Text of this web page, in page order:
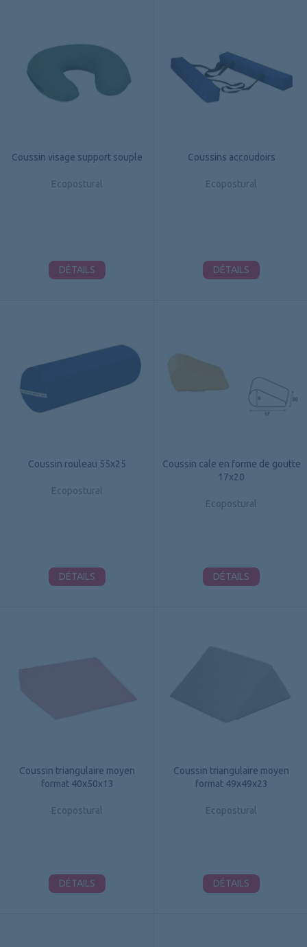
Coussin visage support souple
Ecopostural
DÉTAILS
Coussins accoudoirs
Ecopostural
DÉTAILS
Coussin rouleau 55x25
Ecopostural
DÉTAILS
Coussin cale en forme de goutte
17x20
Ecopostural
DÉTAILS
Coussin triangulaire moyen
format 40x50x13
Ecopostural
DÉTAILS
Coussin triangulaire moyen
format 49x49x23
Ecopostural
DÉTAILS